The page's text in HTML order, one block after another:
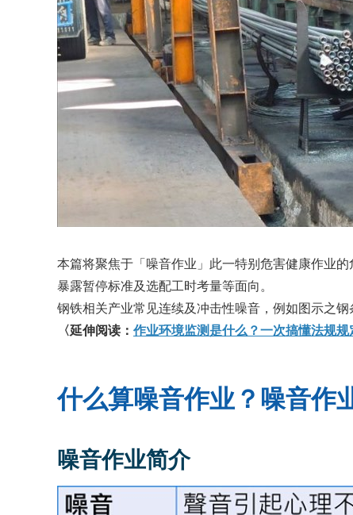
本篇将聚焦于「噪音作业」此一特别危害健康作业
暴露暂停标准及选配工时考量等面向。
钢铁相关产业常见连续及冲击性噪音，例如图示之
〈延伸阅读： 作业环境监测是什么？一次搞懂法规
什么算噪音作业？噪音作
噪音作业简介